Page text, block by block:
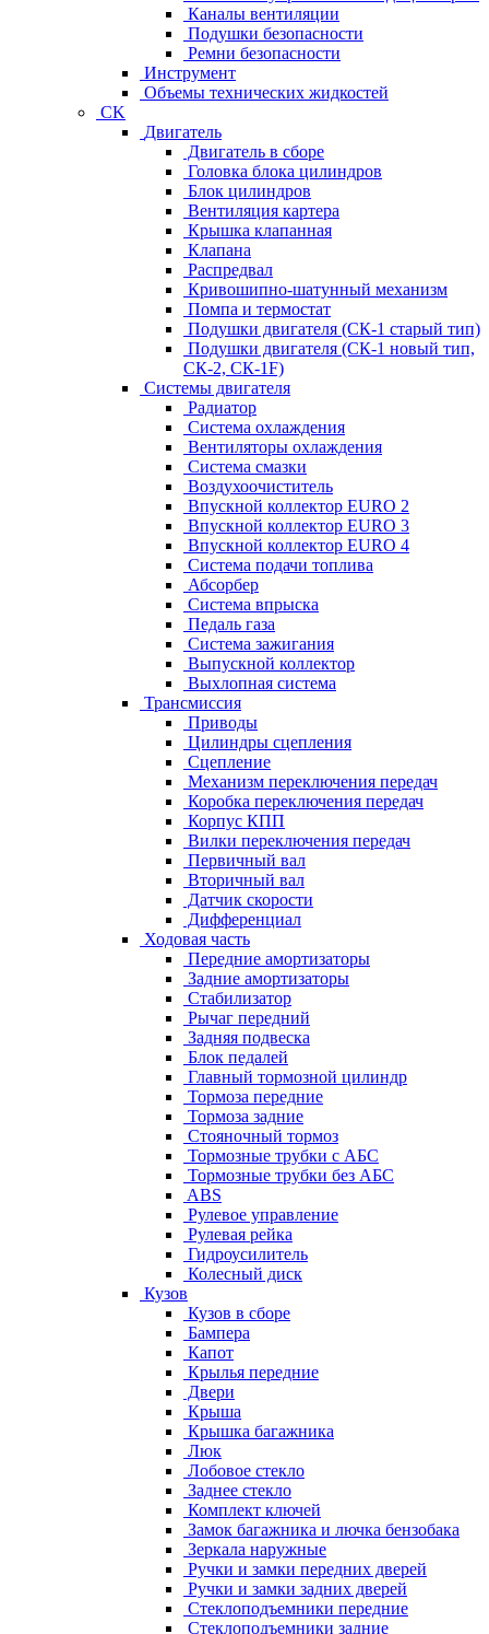
Каналы вентиляции
Подушки безопасности
Ремни безопасности
Инструмент
Объемы технических жидкостей
CK
Двигатель
Двигатель в сборе
Головка блока цилиндров
Блок цилиндров
Вентиляция картера
Крышка клапанная
Клапана
Распредвал
Кривошипно-шатунный механизм
Помпа и термостат
Подушки двигателя (СК-1 старый тип)
Подушки двигателя (СК-1 новый тип,
СК-2, СК-1F)
Системы двигателя
Радиатор
Система охлаждения
Вентиляторы охлаждения
Система смазки
Воздухоочиститель
Впускной коллектор EURO 2
Впускной коллектор EURO 3
Впускной коллектор EURO 4
Система подачи топлива
Абсорбер
Система впрыска
Педаль газа
Система зажигания
Выпускной коллектор
Выхлопная система
Трансмиссия
Приводы
Цилиндры сцепления
Сцепление
Механизм переключения передач
Коробка переключения передач
Корпус КПП
Вилки переключения передач
Первичный вал
Вторичный вал
Датчик скорости
Дифференциал
Ходовая часть
Передние амортизаторы
Задние амортизаторы
Стабилизатор
Рычаг передний
Задняя подвеска
Блок педалей
Главный тормозной цилиндр
Тормоза передние
Тормоза задние
Стояночный тормоз
Тормозные трубки с АБС
Тормозные трубки без АБС
ABS
Рулевое управление
Рулевая рейка
Гидроусилитель
Колесный диск
Кузов
Кузов в сборе
Бампера
Капот
Крылья передние
Двери
Крыша
Крышка багажника
Люк
Лобовое стекло
Заднее стекло
Комплект ключей
Замок багажника и лючка бензобака
Зеркала наружные
Ручки и замки передних дверей
Ручки и замки задних дверей
Стеклоподъемники передние
Стеклоподъемники задние